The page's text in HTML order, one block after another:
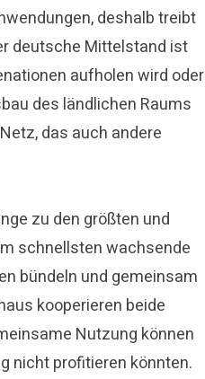
deshalb treibt
deutsche Mittelstand ist
aufholen wird oder
des ländlichen Raums
das auch andere
zu den größten und
schnellsten wachsende
bündeln und gemeinsam
kooperieren beide
Nutzung können
nicht profitieren könnten.